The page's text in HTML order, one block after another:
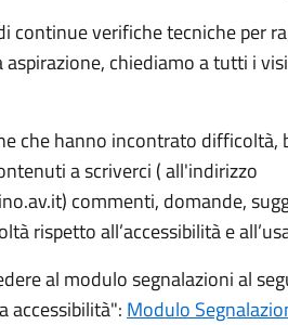
continue verifiche tecniche per
chiediamo a tutti i
che hanno incontrato difficoltà,
a scriverci ( all'indirizzo
commenti, domande,
rispetto all’accessibilità e
al modulo segnalazioni al
accessibilità": Modulo